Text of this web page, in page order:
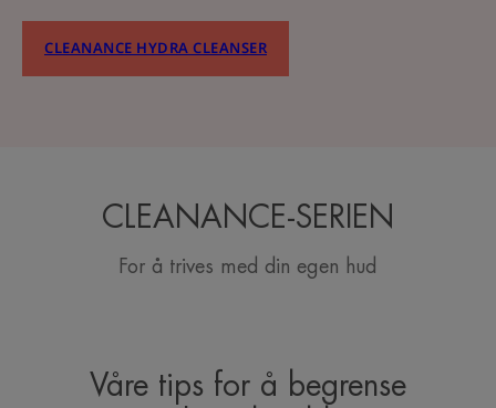
CLEANANCE HYDRA CLEANSER
CLEANANCE-SERIEN
For å trives med din egen hud
Våre tips for å begrense